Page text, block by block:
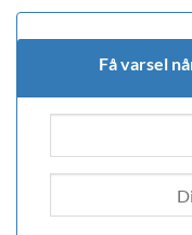
Få varsel